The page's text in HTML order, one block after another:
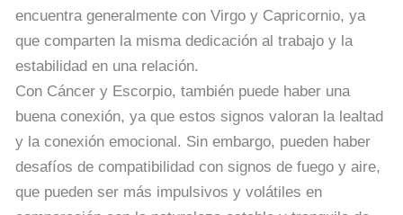
encuentra generalmente con Virgo y Capricornio, ya
que comparten la misma dedicación al trabajo y la
estabilidad en una relación.
Con Cáncer y Escorpio, también puede haber una
buena conexión, ya que estos signos valoran la lealtad
y la conexión emocional. Sin embargo, pueden haber
desafíos de compatibilidad con signos de fuego y aire,
que pueden ser más impulsivos y volátiles en